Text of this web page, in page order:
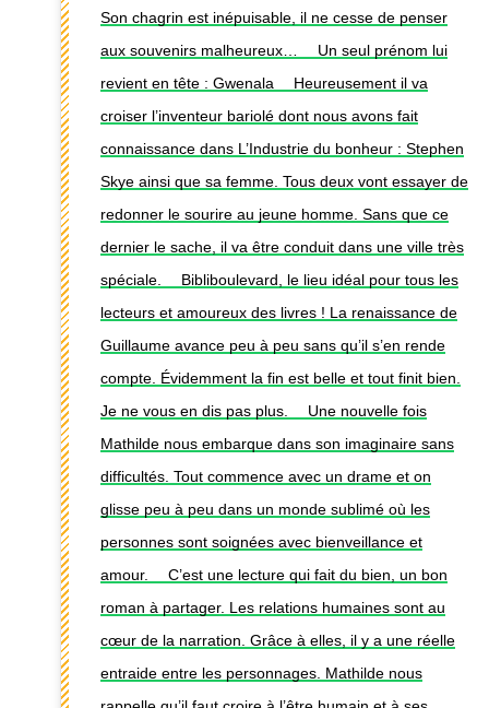
Son chagrin est inépuisable, il ne cesse de penser
aux souvenirs malheureux… ⠀ Un seul prénom lui
revient en tête : Gwenala ⠀ Heureusement il va
croiser l’inventeur bariolé dont nous avons fait
connaissance dans L’Industrie du bonheur : Stephen
Skye ainsi que sa femme. Tous deux vont essayer de
redonner le sourire au jeune homme. Sans que ce
dernier le sache, il va être conduit dans une ville très
spéciale. ⠀ Bibliboulevard, le lieu idéal pour tous les
lecteurs et amoureux des livres ! La renaissance de
Guillaume avance peu à peu sans qu’il s’en rende
compte. Évidemment la fin est belle et tout finit bien.
Je ne vous en dis pas plus. ⠀ Une nouvelle fois
Mathilde nous embarque dans son imaginaire sans
difficultés. Tout commence avec un drame et on
glisse peu à peu dans un monde sublimé où les
personnes sont soignées avec bienveillance et
amour. ⠀ C’est une lecture qui fait du bien, un bon
roman à partager. Les relations humaines sont au
cœur de la narration. Grâce à elles, il y a une réelle
entraide entre les personnages. Mathilde nous